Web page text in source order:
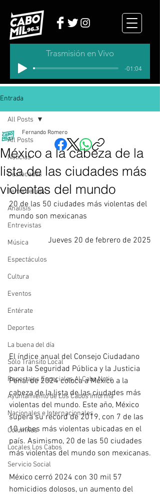
Trasmisión en Vivo
-01:04
Entrada
All Posts
Noticias
Destacados
Tema del dia
Analisis
Entrevistas
Música
Espectáculos
Cultura
Eventos
Entérate
Deportes
La buena del día
Sólo Tránsito Local
Reportajes Especiales Al Cabo Notic
Ayuntamiento de Los Cabos Informa
Nacionales e Internacionales
Columnas
Locales Los Cabos
Servicio Social
All Posts
México a la cabeza de la
lista de las ciudades más
violentas del mundo
Fernando Romero
20 de las 50 ciudades más violentas del
mundo son mexicanas
Jueves 20 de febrero de 2025
El índice anual del Consejo Ciudadano
para la Seguridad Pública y la Justicia
Penal de 2024 coloca a México a la
cabeza de la lista de las ciudades más
violentas del mundo. Este año, México
supera su récord de 2019, con 7 de las
10 urbes más violentas ubicadas en el
país. Asimismo, 20 de las 50 ciudades
más violentas del mundo son mexicanas.
México cerró 2024 con 30 mil 57
homicidios dolosos, un aumento del